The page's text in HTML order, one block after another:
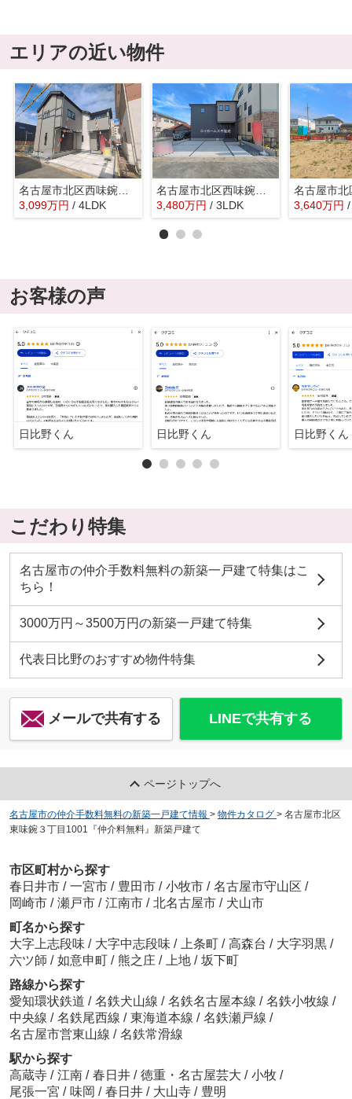
エリアの近い物件
名古屋市北区西味鋺３丁目652『仲介料無料』新築戸建て
3,099万円 / 4LDK
名古屋市北区西味鋺５丁目811-1『仲介料無料』新築戸建て
3,480万円 / 3LDK 3,640万円
お客様の声
日比野くん 日比野くん 日比野くん
こだわり特集
名古屋市の仲介手数料無料の新築一戸建て特集はこ
ちら！
3000万円～3500万円の新築一戸建て特集
代表日比野のおすすめ物件特集
メールで共有する LINEで共有する
ページトップへ
名古屋市の仲介手数料無料の新築一戸建て情報 > 物件カタログ > 名古屋市北区
東味鋺３丁目1001『仲介料無料』新築戸建て
市区町村から探す
春日井市 / 一宮市 / 豊田市 / 小牧市 / 名古屋市守山区 /
岡崎市 / 瀬戸市 / 江南市 / 北名古屋市 / 犬山市
町名から探す
大字上志段味 / 大字中志段味 / 上条町 / 高森台 / 大字羽黒 /
六ツ師 / 如意申町 / 熊之庄 / 上地 / 坂下町
路線から探す
愛知環状鉄道 / 名鉄犬山線 / 名鉄名古屋本線 / 名鉄小牧線 /
中央線 / 名鉄尾西線 / 東海道本線 / 名鉄瀬戸線 /
名古屋市営東山線 / 名鉄常滑線
駅から探す
高蔵寺 / 江南 / 春日井 / 徳重・名古屋芸大 / 小牧 /
尾張一宮 / 味岡 / 春日井 / 大山寺 / 豊明